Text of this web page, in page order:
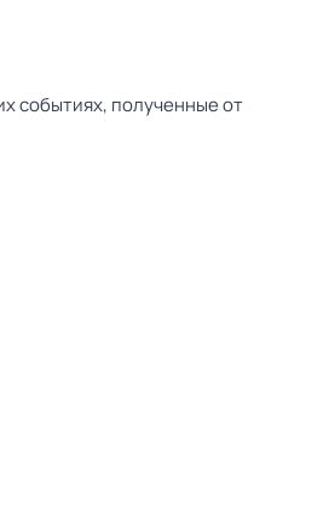
событиях, полученные от